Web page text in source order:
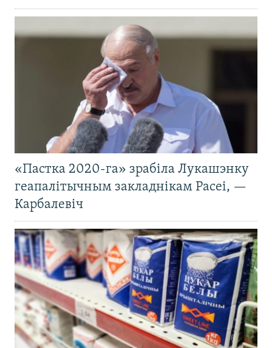
«Пастка 2020-га» зрабіла Лукашэнку
геапалітычным закладнікам Расеі, —
Карбалевіч